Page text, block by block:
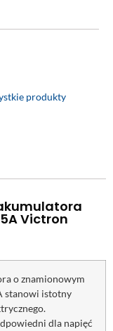
produkty
Victron
o znamionowym
stanowi istotny
dla napięć